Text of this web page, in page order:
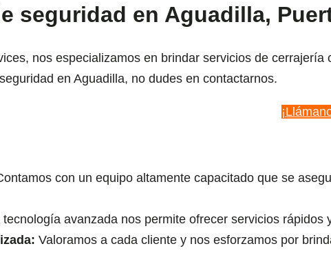
seguridad en Aguadilla,
nos especializamos en brindar servicios de
en Aguadilla, no dudes en contactarnos.
con un equipo altamente capacitado que se
tecnología avanzada nos permite ofrecer servicios rápidos
Valoramos a cada cliente y nos esforzamos por